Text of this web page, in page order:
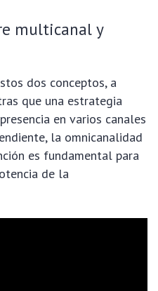
multicanal y
dos conceptos, a
que una estrategia
en varios canales
la omnicanalidad
es fundamental para
de la